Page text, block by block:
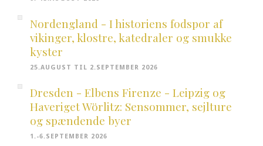
Nordengland - I historiens fodspor af
vikinger, klostre, katedraler og smukke
kyster
25.AUGUST TIL 2.SEPTEMBER 2026
Dresden - Elbens Firenze - Leipzig og
Haveriget Wörlitz: Sensommer, sejlture
og spændende byer
1.-6.SEPTEMBER 2026